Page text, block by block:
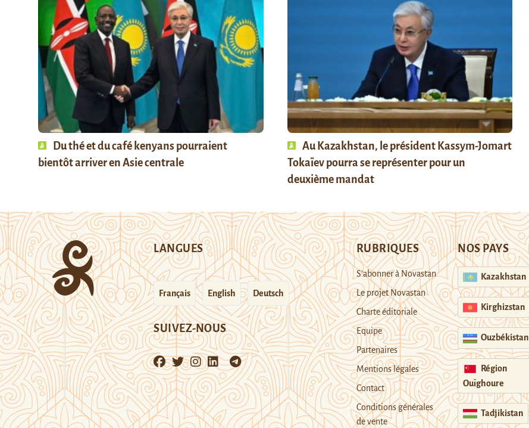
Du thé et du café kenyans pourraient
bientôt arriver en Asie centrale
Au Kazakhstan, le président Kassym-Jomart
Tokaïev pourra se représenter pour un
deuxième mandat
LANGUES
Français English Deutsch
SUIVEZ-NOUS
RUBRIQUES
S’abonner à Novastan
Le projet Novastan
Charte éditoriale
Equipe
Partenaires
Mentions légales
Contact
Conditions générales
de vente
NOS PAYS
Kazakhstan
Kirghizstan
Ouzbékistan
Région
Ouïghoure
Tadjikistan